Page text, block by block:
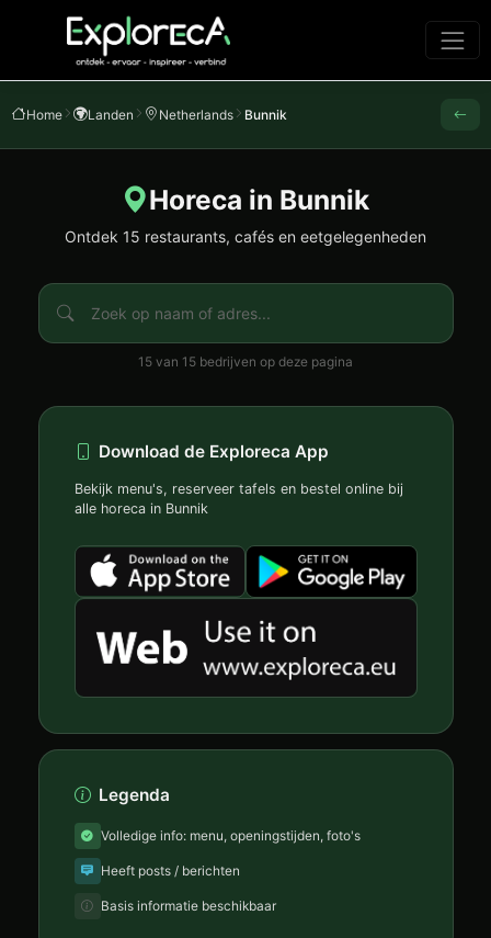
Home Landen Netherlands Bunnik
Horeca in Bunnik
Ontdek 15 restaurants, cafés en eetgelegenheden
15 van 15 bedrijven op deze pagina
Download de Exploreca App
Bekijk menu's, reserveer tafels en bestel online bij
alle horeca in Bunnik
Legenda
Volledige info: menu, openingstijden, foto's
Heeft posts / berichten
Basis informatie beschikbaar